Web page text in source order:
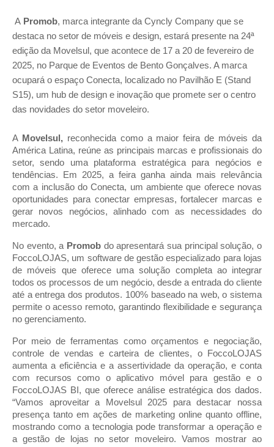
A Promob, marca integrante da Cyncly Company que se
destaca no setor de móveis e design, estará presente na 24ª
edição da Movelsul, que acontece de 17 a 20 de fevereiro de
2025, no Parque de Eventos de Bento Gonçalves. A marca
ocupará o espaço Conecta, localizado no Pavilhão E (Stand
S15), um hub de design e inovação que promete ser o centro
das novidades do setor moveleiro.
A Movelsul,reconhecida como a maior feira de móveis da
América Latina, reúne as principais marcas e profissionais do
setor, sendo uma plataforma estratégica para negócios e
tendências. Em 2025, a feira ganha ainda mais relevância
com a inclusão do Conecta, um ambiente que oferece novas
oportunidades para conectar empresas, fortalecer marcas e
gerar novos negócios, alinhado com as necessidades do
mercado.
No evento, a Promob do apresentará sua principal solução, o
FoccoLOJAS, um software de gestão especializado para lojas
de móveis que oferece uma solução completa ao integrar
todos os processos de um negócio, desde a entrada do cliente
até a entrega dos produtos. 100% baseado na web, o sistema
permite o acesso remoto, garantindo flexibilidade e segurança
no gerenciamento.
Por meio de ferramentas como orçamentos e negociação,
controle de vendas e carteira de clientes, o FoccoLOJAS
aumenta a eficiência e a assertividade da operação, e conta
com recursos como o aplicativo móvel para gestão e o
FoccoLOJAS BI, que oferece análise estratégica dos dados.
“Vamos aproveitar a Movelsul 2025 para destacar nossa
presença tanto em ações de marketing online quanto offline,
mostrando como a tecnologia pode transformar a operação e
a gestão de lojas no setor moveleiro. Vamos mostrar ao